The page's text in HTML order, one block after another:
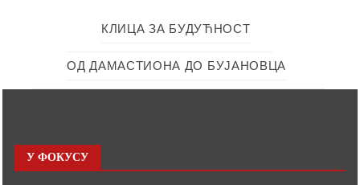
КЛИЦА ЗА БУДУЋНОСТ
ОД ДАМАСТИОНА ДО БУЈАНОВЦА
У ФОКУСУ